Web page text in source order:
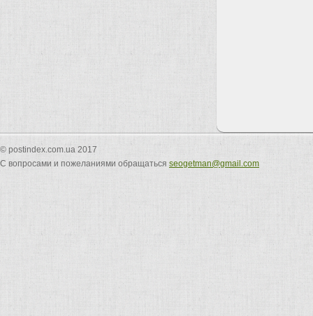
© postindex.com.ua 2017
С вопросами и пожеланиями обращаться seogetman@gmail.com